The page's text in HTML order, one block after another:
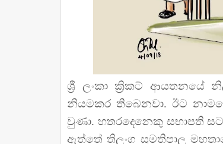
ශ්‍රී ලංකා ක්‍රිකට් ආයතනයේ
නියමකර තිබෙනවා. ඊට
වුණා. හතරදෙනෙකු සභාපති
ඇත්තේ තිලංග සුමතිපාල